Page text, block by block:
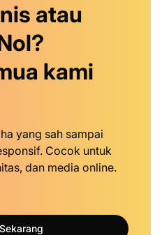
atau
kami
yang sah sampai
Cocok untuk
dan media online.